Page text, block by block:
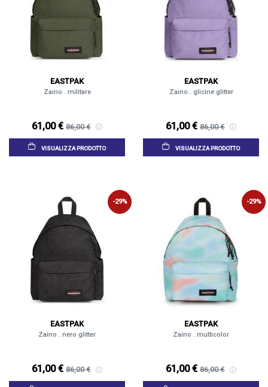
EASTPAK
Zaino . militare
61,00 € 86,00 €
VISUALIZZA PRODOTTO
EASTPAK
Zaino . glicine glitter
61,00 € 86,00 €
VISUALIZZA PRODOTTO
-29%
EASTPAK
Zaino . nero glitter
61,00 € 86,00 €
-29%
EASTPAK
Zaino . multicolor
61,00 € 86,00 €